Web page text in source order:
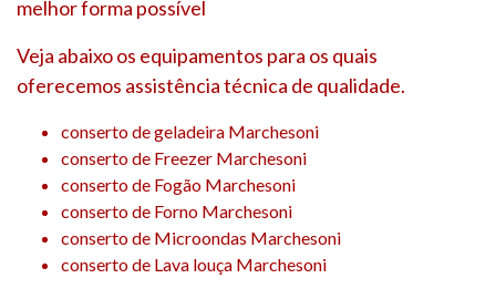
melhor forma possível
Veja abaixo os equipamentos para os quais
oferecemos assistência técnica de qualidade.
conserto de geladeira Marchesoni
conserto de Freezer Marchesoni
conserto de Fogão Marchesoni
conserto de Forno Marchesoni
conserto de Microondas Marchesoni
conserto de Lava louça Marchesoni